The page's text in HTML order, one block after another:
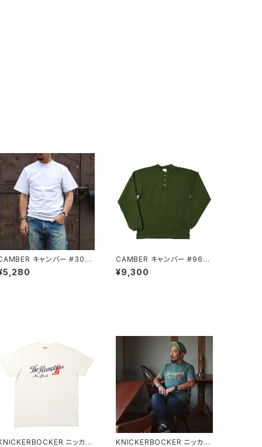
キャンバー #302
半袖 Tシャツ ポケット
厚地 無地
CAMBER キャンバー #964
OLIVE 長袖 ヘンリーネック
厚地 Tシャツ
¥9,300
ニッカー
KNICKERBOCKER ニッカー